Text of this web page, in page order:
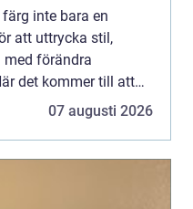
inte bara en
att uttrycka stil,
förändra
det kommer till att
07 augusti 2026